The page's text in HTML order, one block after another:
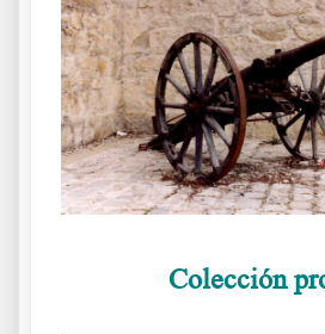
Colección